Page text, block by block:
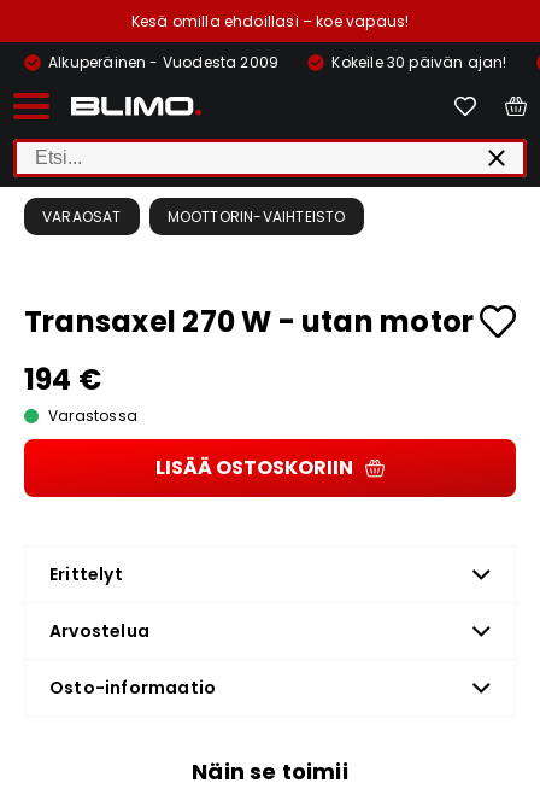
Kesä omilla ehdoillasi – koe vapaus!
Alkuperäinen - Vuodesta 2009
Kokeile 30 päivän ajan!
VARAOSAT MOOTTORIN-VAIHTEISTO
Transaxel 270 W - utan motor
194 €
Varastossa
LISÄÄ OSTOSKORIIN
Erittelyt
Arvostelua
Osto-informaatio
Näin se toimii